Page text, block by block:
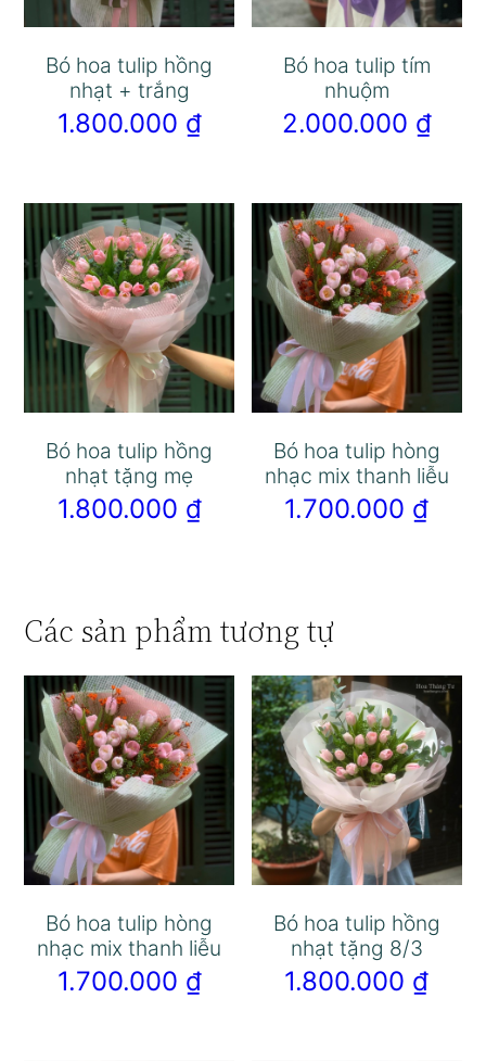
Bó hoa tulip hồng
nhạt + trắng
1.800.000 ₫
Bó hoa tulip tím
nhuộm
2.000.000 ₫
Bó hoa tulip hồng
nhạt tặng mẹ
1.800.000 ₫
Bó hoa tulip hòng
nhạc mix thanh liễu
1.700.000 ₫
Các sản phẩm tương tự
Bó hoa tulip hòng
nhạc mix thanh liễu
1.700.000 ₫
Bó hoa tulip hồng
nhạt tặng 8/3
1.800.000 ₫